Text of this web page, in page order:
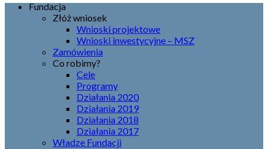
Fundacja
Złóż wniosek
Wnioski projektowe
Wnioski inwestycyjne – MSZ
Zamówienia
Co robimy?
Cele
Programy
Działania 2020
Działania 2019
Działania 2018
Działania 2017
Władze Fundacji